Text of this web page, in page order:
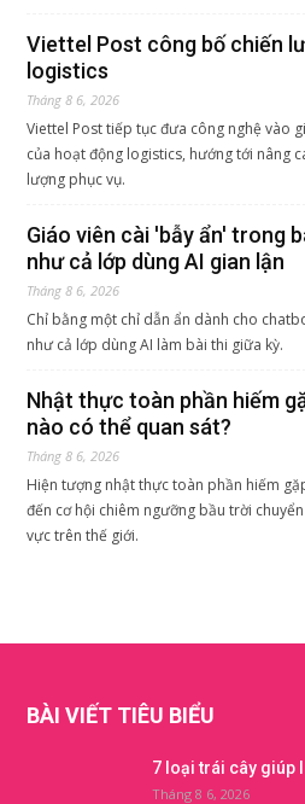
Viettel Post công bố chiến
logistics
Tháng 8 6, 2026
Viettel Post tiếp tục đưa công nghệ vào
của hoạt động logistics, hướng tới nâng
lượng phục vụ.
Giáo viên cài 'bẫy ẩn' trong
như cả lớp dùng AI gian lận
Tháng 8 6, 2026
Chỉ bằng một chỉ dẫn ẩn dành cho
như cả lớp dùng AI làm bài thi giữa kỳ.
Nhật thực toàn phần hiếm
nào có thể quan sát?
Tháng 8 6, 2026
Hiện tượng nhật thực toàn phần hiếm
đến cơ hội chiêm ngưỡng bầu trời
vực trên thế giới.
BÀI VIẾT TIÊU BIỂU
7 loại trái cây giúp
Tháng 8 6, 2026